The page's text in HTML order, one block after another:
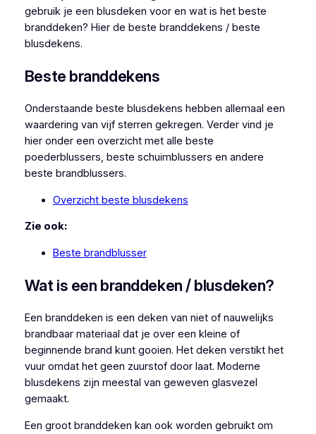
gebruik je een blusdeken voor en wat is het beste
branddeken? Hier de beste branddekens / beste
blusdekens.
Beste branddekens
Onderstaande beste blusdekens hebben allemaal een
waardering van vijf sterren gekregen. Verder vind je
hier onder een overzicht met alle beste
poederblussers, beste schuimblussers en andere
beste brandblussers.
Overzicht beste blusdekens
Zie ook:
Beste brandblusser
Wat is een branddeken / blusdeken?
Een branddeken is een deken van niet of nauwelijks
brandbaar materiaal dat je over een kleine of
beginnende brand kunt gooien. Het deken verstikt het
vuur omdat het geen zuurstof door laat. Moderne
blusdekens zijn meestal van geweven glasvezel
gemaakt.
Een groot branddeken kan ook worden gebruikt om